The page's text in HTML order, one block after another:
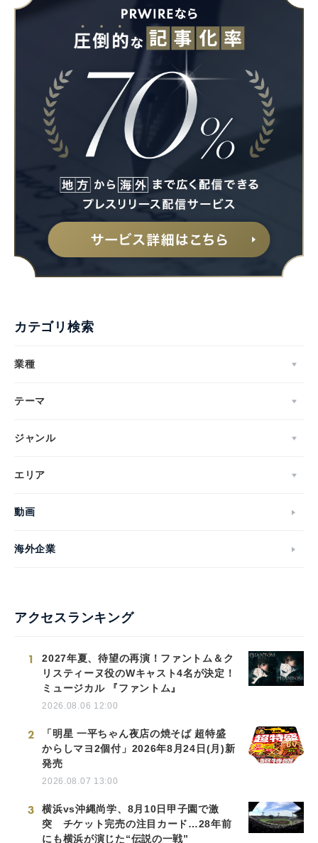
カテゴリ検索
業種
テーマ
ジャンル
エリア
動画
海外企業
アクセスランキング
1
2027年夏、待望の再演！ファントム＆ク
リスティーヌ役のWキャスト4名が決定！
ミュージカル 『ファントム』
2026.08.06 12:00
2
「明星 一平ちゃん夜店の焼そば 超特盛
からしマヨ2個付」2026年8月24日(月)新
発売
2026.08.07 13:00
3
横浜vs沖縄尚学、8月10日甲子園で激
突 チケット完売の注目カード…28年前
にも横浜が演じた“伝説の一戦”